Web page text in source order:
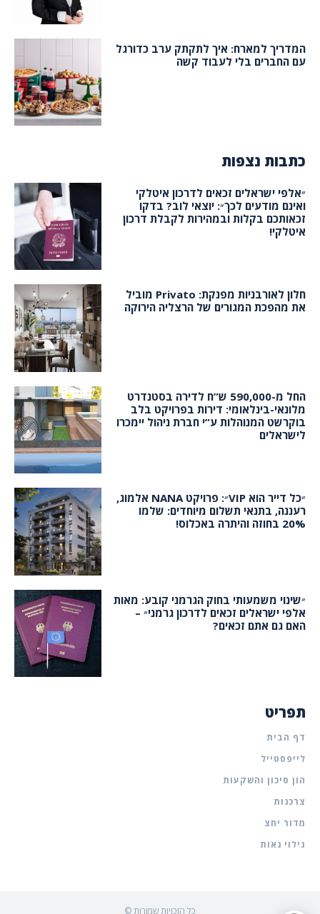
המדריך למארח: איך לתקתק ערב כדורגל
עם החברים בלי לעבוד קשה
כתבות נצפות
״אלפי ישראלים זכאים לדרכון איטלקי
ואינם מודעים לכך״: יוצאי לוב? בדקו
זכאותכם בקלות ובמהירות לקבלת דרכון
איטלקי!
חלון לאורבניות מפנקת: Privato מוביל
את מהפכת המגורים של הרצליה הירוקה
החל מ-590,000 ש”ח לדירה בסטנדרט
מלונאי-בינלאומי: דירות בפרויקט בלב
בוקרשט המנוהלות ע”י חברת ניהול יימכרו
לישראלים
״כל דייר הוא VIP״: פרויקט NANA אלמוג,
רעננה, בתנאי תשלום מיוחדים: שלמו
20% בחוזה והיתרה באכלוס!
״שינוי משמעותי בחוק הגרמני קובע: מאות
אלפי ישראלים זכאים לדרכון גרמני״ –
האם גם אתם זכאים?
תפריט
דף הבית
לייפסטייל
הון סיכון והשקעות
צרכנות
מדור יחצ
גילוי נאות
© כל הזכויות שמורות